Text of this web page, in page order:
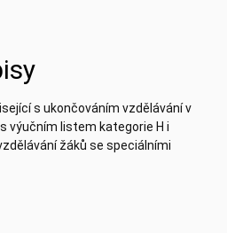
s ukončováním vzdělávání v
výučním listem kategorie H i
žáků se speciálními